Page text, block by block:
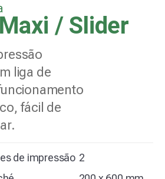
/ Slider
liga de
fácil de
de impressão 2